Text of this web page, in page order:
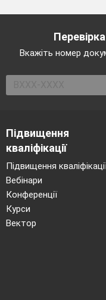
Вкажіть номер
Підвищення
кваліфікації
Підвищення
Вебінари
Конференції
Курси
Вектор